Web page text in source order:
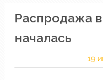
Распродажа
началась
19